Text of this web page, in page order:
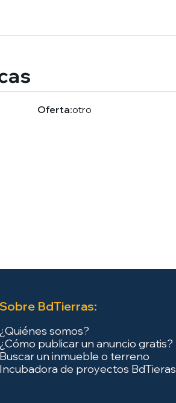
Oferta:otro
Sobre BdTierras:
¿Quiénes somos?
¿Cómo publicar un anuncio gratis?
Buscar un inmueble o terreno
Incubadora de proyectos BdTieras